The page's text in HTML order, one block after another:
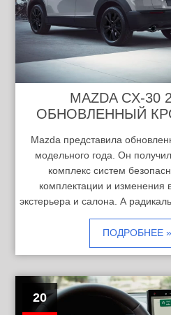
MAZDA CX-30
ОБНОВЛЕННЫЙ
Mazda представила
модельного года. Он
комплекс систем
комплектации и изменения
экстерьера и салона. А
ПОДРОБНЕЕ »
20